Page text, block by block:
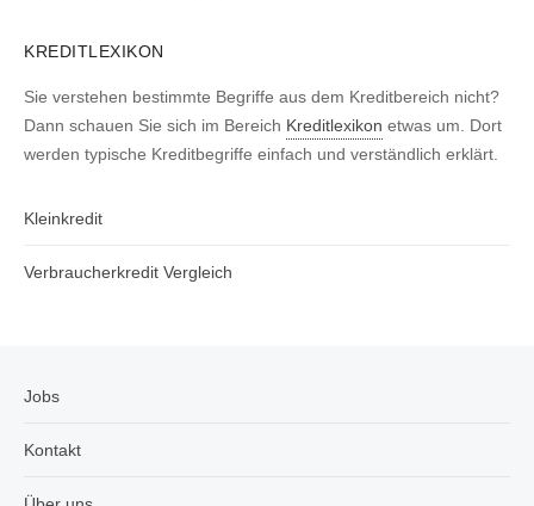
KREDITLEXIKON
Sie verstehen bestimmte Begriffe aus dem Kreditbereich nicht?
Dann schauen Sie sich im Bereich Kreditlexikon etwas um. Dort
werden typische Kreditbegriffe einfach und verständlich erklärt.
Kleinkredit
Verbraucherkredit Vergleich
Jobs
Kontakt